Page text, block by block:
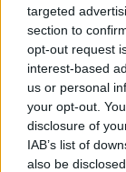
targeted
section to
opt-out request
interest-based
us or personal
your opt-out.
disclosure of
IAB’s list of
also be
Saját
díjazott a Tempus
Közoktatás
Eduline